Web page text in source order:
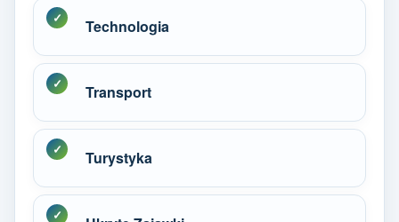
Technologia
Transport
Turystyka